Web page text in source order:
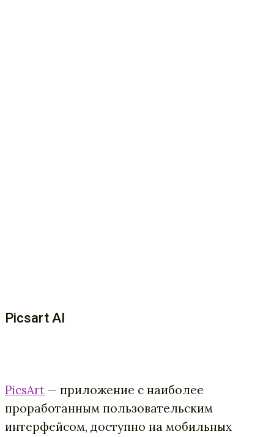
Picsart AI
PicsArt — приложение с наиболее
проработанным пользовательским
интерфейсом, доступно на мобильных